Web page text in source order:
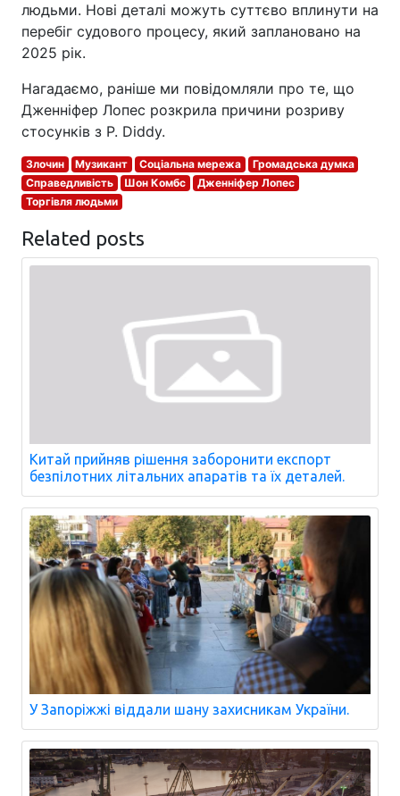
людьми. Нові деталі можуть суттєво вплинути на
перебіг судового процесу, який заплановано на
2025 рік.
Нагадаємо, раніше ми повідомляли про те, що
Дженніфер Лопес розкрила причини розриву
стосунків з P. Diddy.
Злочин Музикант Соціальна мережа
Громадська думка
Справедливість
Шон Комбс
Дженніфер Лопес
Торгівля людьми
Related posts
Китай прийняв рішення заборонити експорт
безпілотних літальних апаратів та їх деталей.
У Запоріжжі віддали шану захисникам України.